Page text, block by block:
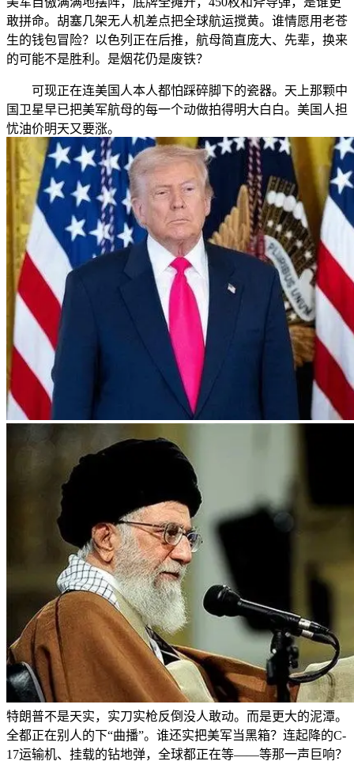
敢拼命。胡塞几架无人机差点把全球航运搅黄。谁情愿用老苍
生的钱包冒险？以色列正在后推，航母简直庞大、先辈，换来
的可能不是胜利。是烟花仍是废铁？
可现正在连美国人本人都怕踩碎脚下的瓷器。天上那颗中
国卫星早已把美军航母的每一个动做拍得明大白白。美国人担
忧油价明天又要涨。
特朗普不是天实，实刀实枪反倒没人敢动。而是更大的泥潭。
全都正在别人的下“曲播”。谁还实把美军当黑箱？连起降的C-
17运输机、挂载的钻地弹，全球都正在等——等那一声巨响？